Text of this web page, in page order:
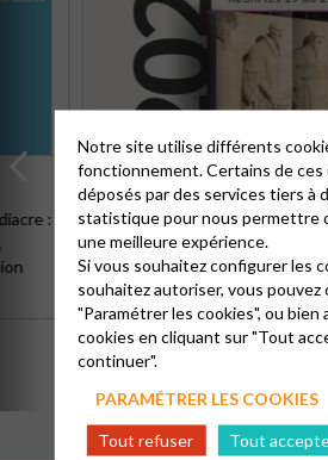
:
ÉCHOS DU CONSEIL
JUIN 2026
Réuni du 19 au 21 juin 2026,
essentiels à retenir pour ce
National.
Notre site utilise différents
fonctionnement. Certains de ces
déposés par des services tiers à
statistique pour nous permettre
une meilleure expérience.
Si vous souhaitez configurer les
souhaitez autoriser, vous pouvez
"Paramétrer les cookies", ou
cookies en cliquant sur "Tout
continuer".
PARAMÉTRER LES COOKIES
Tout refuser
Tout